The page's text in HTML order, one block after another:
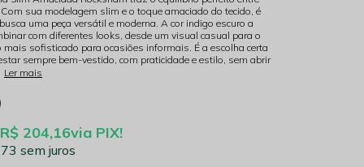
sua modelagem slim e o toque amaciado do tecido, é
uma peça versátil e moderna. A cor indigo escuro a
com diferentes looks, desde um visual casual para o
mais sofisticado para ocasiões informais. É a escolha certa
sempre bem-vestido, com praticidade e estilo, sem abrir
Ler mais
R$ 204,16via PIX!
sem juros